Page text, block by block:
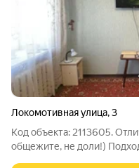
Локомотивная улица,3
Код объекта: 2113605.
общежите, не доли!)